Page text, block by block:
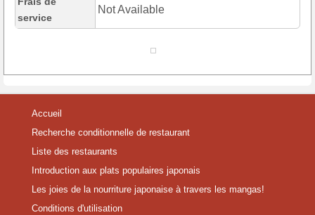
service
Not Available
Accueil
Recherche conditionnelle de restaurant
Liste des restaurants
Introduction aux plats populaires japonais
Les joies de la nourriture japonaise à travers les mangas!
Conditions d'utilisation